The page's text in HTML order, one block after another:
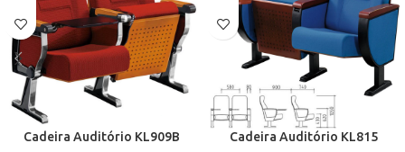
Cadeira Auditório KL909B Cadeira Auditório KL815